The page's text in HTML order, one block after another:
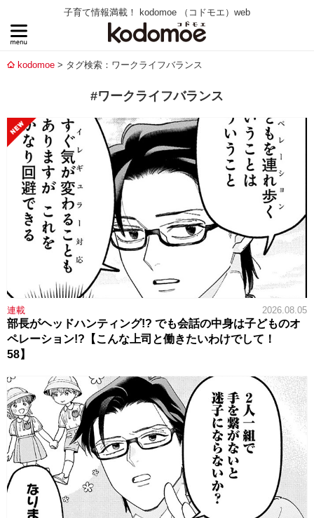
子育て情報満載！ kodomoe （コドモエ）web
kodomoe タグ検索：ワークライフバランス
#ワークライフバランス
連載 2026.08.05
部長がヘッドハンティング!? でも会話の中身は子どものオ
ペレーション!?【こんな上司と働きたいわけでして！
58】